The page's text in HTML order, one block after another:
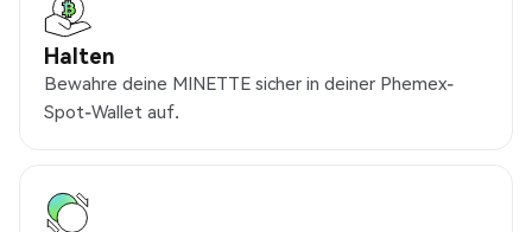
Halten
Bewahre deine MINETTE sicher in deiner Phemex-
Spot-Wallet auf.